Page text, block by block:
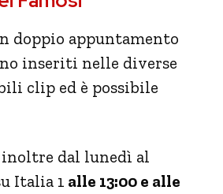
doppio appuntamento
inseriti nelle diverse
clip ed è possibile
inoltre dal lunedì al
Italia 1 alle 13:00 e alle